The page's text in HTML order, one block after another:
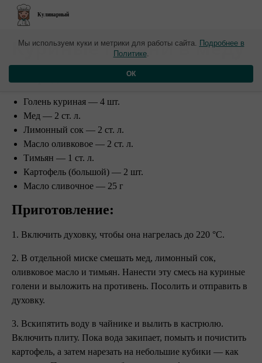
Кулинарный
​Куриные голени в меду
Голень куриная — 4 шт.
Мед — 2 ст. л.
Лимонный сок — 2 ст. л.
Масло оливковое — 2 ст. л.
Тимьян — 1 ст. л.
Картофель (большой) — 2 шт.
Масло сливочное — 25 г
Приготовление:
1. Включить духовку, чтобы она нагрелась до 220 °С.
2. В отдельной миске смешать мед, лимонный сок,
оливковое масло и тимьян. Нанести эту смесь на куриные
голени и выложить на противень. Посолить и отправить в
духовку.
3. Вскипятить воду в чайнике и вылить в кастрюлю.
Включить плиту. Пока вода закипает, помыть и почистить
картофель, а затем нарезать на небольшие кубики — как
Мы используем куки и метрики для работы сайта. Подробнее в
Политике.
ОК